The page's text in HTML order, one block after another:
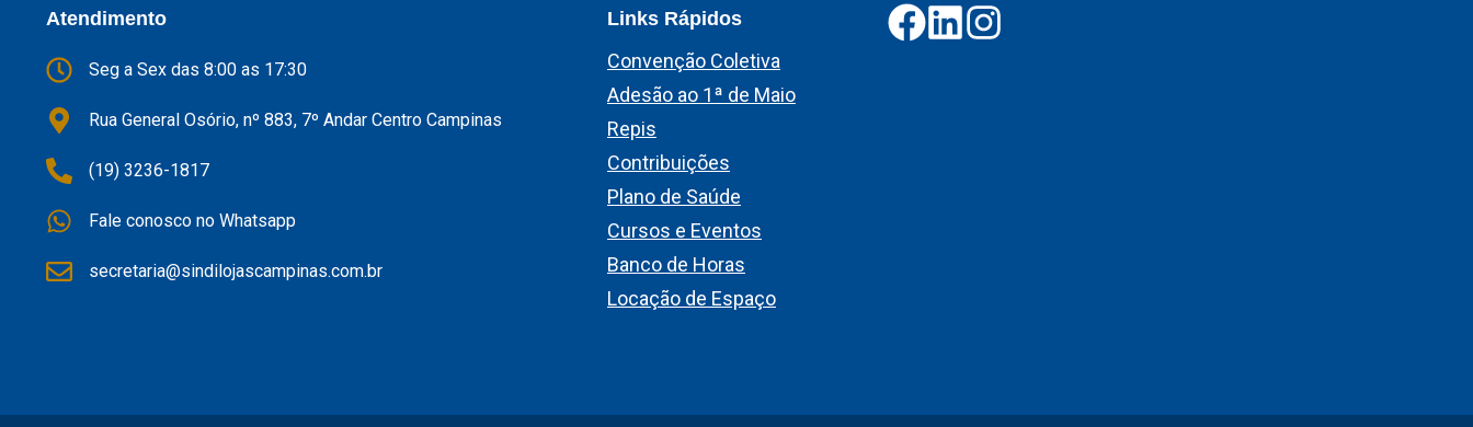
Atendimento
Seg a Sex das 8:00 as 17:30
Rua General Osório, nº 883, 7º Andar Centro Campinas
(19) 3236-1817
Fale conosco no Whatsapp
secretaria@sindilojascampinas.com.br
Links Rápidos
Convenção Coletiva
Adesão ao 1ª de Maio
Repis
Contribuições
Plano de Saúde
Cursos e Eventos
Banco de Horas
Locação de Espaço